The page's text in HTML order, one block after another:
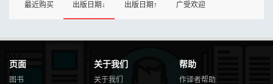
最近购买 出版日期↓ 出版日期↑ 广受欢迎
页面
图书
关于我们
关于我们
帮助
作译者帮助